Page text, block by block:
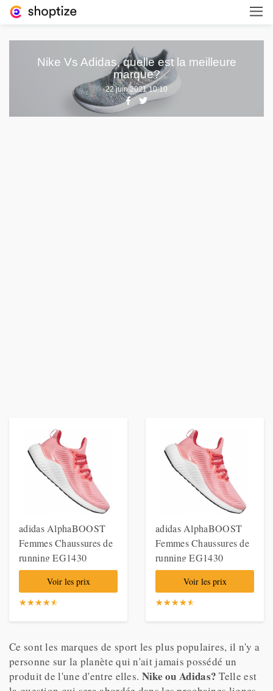
Nike Vs Adidas, quelle est la meilleure
marque?
22 juin 2021 10:10
adidas AlphaBOOST
Femmes Chaussures de
running EG1430
Voir les prix
☆☆☆☆☆
★★★★★
adidas AlphaBOOST
Femmes Chaussures de
running EG1430
Voir les prix
☆☆☆☆☆
★★★★★
Ce sont les marques de sport les plus populaires, il n'y a
personne sur la planète qui n'ait jamais possédé un
produit de l'une d'entre elles. Nike ou Adidas? Telle est